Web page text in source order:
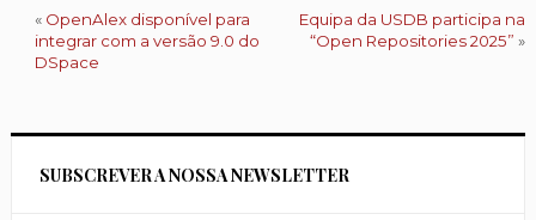
« OpenAlex disponível para
integrar com a versão 9.0 do
DSpace
Equipa da USDB participa na
“Open Repositories 2025” »
SUBSCREVER A NOSSA NEWSLETTER